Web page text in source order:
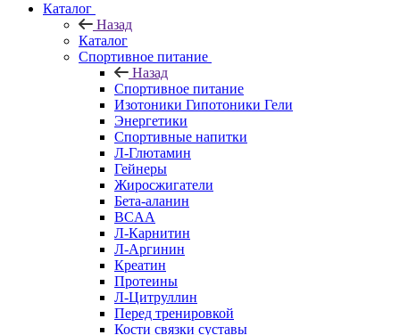
Каталог
Назад
Каталог
Спортивное питание
Назад
Спортивное питание
Изотоники Гипотоники Гели
Энергетики
Спортивные напитки
Л-Глютамин
Гейнеры
Жиросжигатели
Бета-аланин
BCAA
Л-Карнитин
Л-Аргинин
Креатин
Протеины
Л-Цитруллин
Перед тренировкой
Кости связки суставы